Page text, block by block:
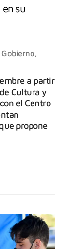
su
a partir
Cultura y
el Centro
propone